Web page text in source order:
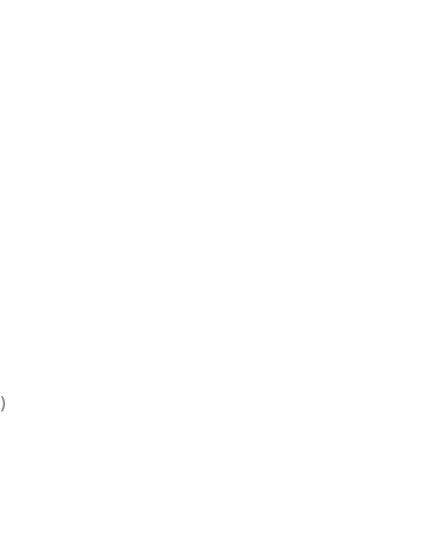
)